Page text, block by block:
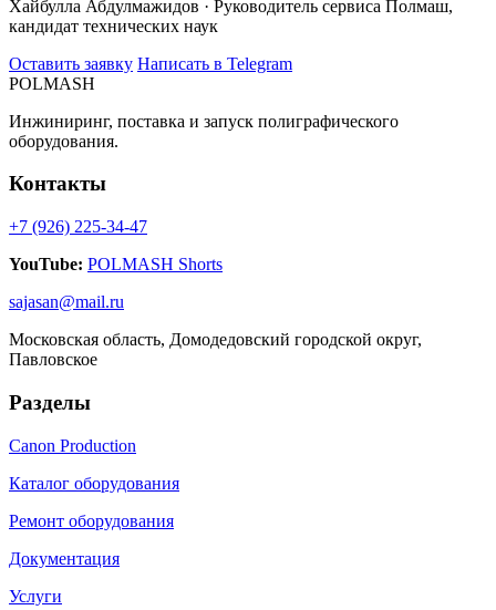
Хайбулла Абдулмажидов · Руководитель сервиса Полмаш,
кандидат технических наук
Оставить заявку Написать в Telegram
POLMASH
Инжиниринг, поставка и запуск полиграфического
оборудования.
Контакты
+7 (926) 225-34-47
YouTube: POLMASH Shorts
sajasan@mail.ru
Московская область, Домодедовский городской округ,
Павловское
Разделы
Canon Production
Каталог оборудования
Ремонт оборудования
Документация
Услуги